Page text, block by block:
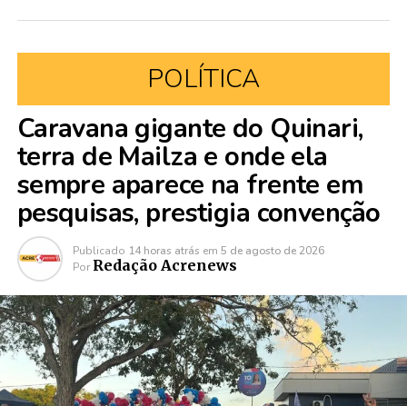
POLÍTICA
Caravana gigante do Quinari,
terra de Mailza e onde ela
sempre aparece na frente em
pesquisas, prestigia convenção
Publicado 14 horas atrás em 5 de agosto de 2026
Por Redação Acrenews